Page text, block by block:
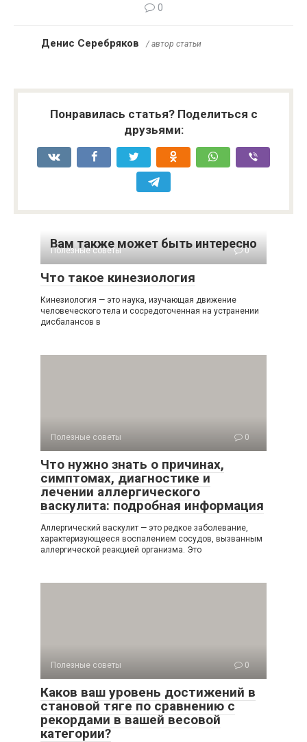
0
Денис Серебряков / автор статьи
Понравилась статья? Поделиться с
друзьями:
Вам также может быть интересно
Полезные советы 0
Что такое кинезиология
Кинезиология — это наука, изучающая движение
человеческого тела и сосредоточенная на устранении
дисбалансов в
Полезные советы 0
Что нужно знать о причинах,
симптомах, диагностике и
лечении аллергического
васкулита: подробная информация
Аллергический васкулит — это редкое заболевание,
характеризующееся воспалением сосудов, вызванным
аллергической реакцией организма. Это
Полезные советы 0
Каков ваш уровень достижений в
становой тяге по сравнению с
рекордами в вашей весовой
категории?